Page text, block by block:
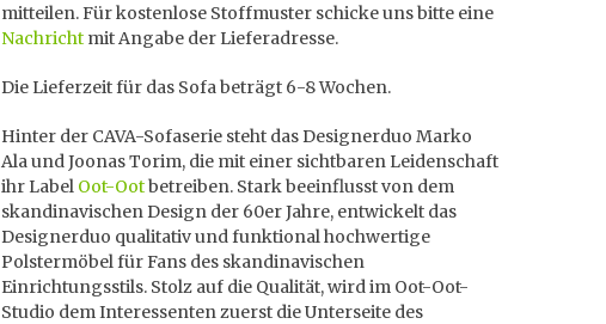
mitteilen. Für kostenlose Stoffmuster schicke uns bitte eine
Nachricht mit Angabe der Lieferadresse.
Die Lieferzeit für das Sofa beträgt 6-8 Wochen.
Hinter der CAVA-Sofaserie steht das Designerduo Marko
Ala und Joonas Torim, die mit einer sichtbaren Leidenschaft
ihr Label Oot-Ootbetreiben. Stark beeinflusst von dem
skandinavischen Design der 60er Jahre, entwickelt das
Designerduo qualitativ und funktional hochwertige
Polstermöbel für Fans des skandinavischen
Einrichtungsstils. Stolz auf die Qualität, wird im Oot-Oot-
Studio dem Interessenten zuerst die Unterseite des